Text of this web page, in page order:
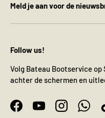
Meld je aan voor de
Follow us!
Volg Bateau Bootservice
achter de schermen en
FacebookYouTubeInstagram